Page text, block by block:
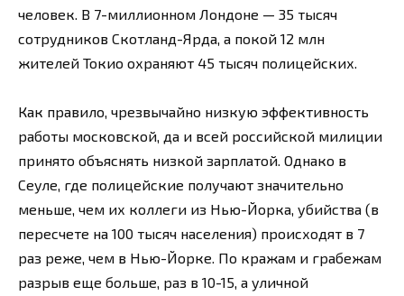
человек. В 7-миллионном Лондоне — 35 тысяч
сотрудников Скотланд-Ярда, а покой 12 млн
жителей Токио охраняют 45 тысяч полицейских.
Как правило, чрезвычайно низкую эффективность
работы московской, да и всей российской милиции
принято объяснять низкой зарплатой. Однако в
Сеуле, где полицейские получают значительно
меньше, чем их коллеги из Нью-Йорка, убийства (в
пересчете на 100 тысяч населения) происходят в 7
раз реже, чем в Нью-Йорке. По кражам и грабежам
разрыв еще больше, раз в 10-15, а уличной